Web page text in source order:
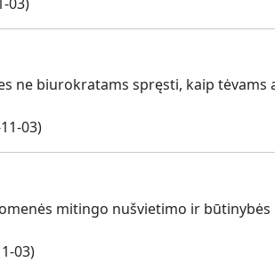
ne biurokratams spręsti, kaip
03)
mitingo nušvietimo ir
03)